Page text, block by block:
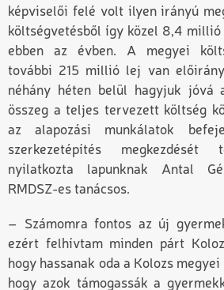
képviselői felé volt ilyen irányú
költségvetésből így közel 8,4
ebben az évben. A megyei
további 215 millió lej van
néhány héten belül hagyjuk jóvá
összeg a teljes tervezett költség
az alapozási munkálatok
szerkezetépítés
nyilatkozta lapunknak Antal
RMDSZ-es tanácsos.
– Számomra fontos az új
ezért felhívtam minden párt
hogy hassanak oda a Kolozs
hogy azok támogassák a